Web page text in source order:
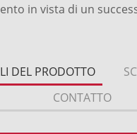
in vista di un
DEL PRODOTTO
CONTATTO